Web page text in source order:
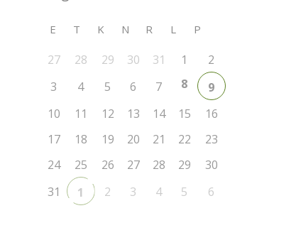
E T K N R L P
27 28 29 30 31 1
2
3
4 5 6 7 8
9
10
11 12 13 14 15
16
17
18 19 20 21 22
23
24
25 26 27 28 29
30
31
1 2 3 4 5 6